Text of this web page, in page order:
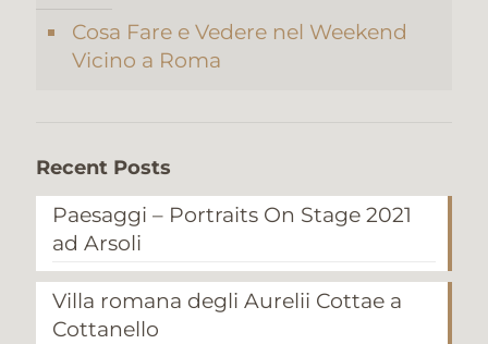
Cosa Fare e Vedere nel Weekend
Vicino a Roma
Recent Posts
Paesaggi – Portraits On Stage 2021
ad Arsoli
Villa romana degli Aurelii Cottae a
Cottanello